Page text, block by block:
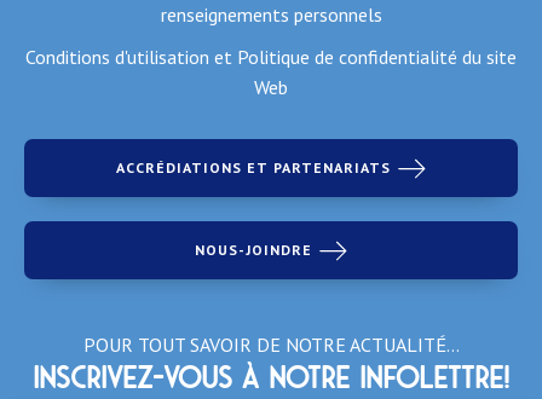
renseignements personnels
Conditions d'utilisation et Politique de confidentialité du site
Web
ACCRÉDIATIONS ET PARTENARIATS
NOUS-JOINDRE
POUR TOUT SAVOIR DE NOTRE ACTUALITÉ…
Inscrivez-vous à notre infolettre!